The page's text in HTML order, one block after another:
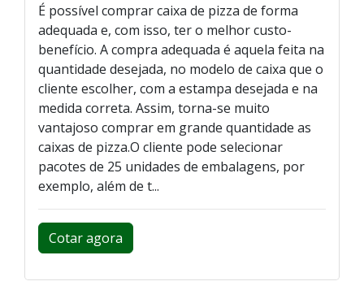
É possível comprar caixa de pizza de forma
adequada e, com isso, ter o melhor custo-
benefício. A compra adequada é aquela feita na
quantidade desejada, no modelo de caixa que o
cliente escolher, com a estampa desejada e na
medida correta. Assim, torna-se muito
vantajoso comprar em grande quantidade as
caixas de pizza.O cliente pode selecionar
pacotes de 25 unidades de embalagens, por
exemplo, além de t...
Cotar agora